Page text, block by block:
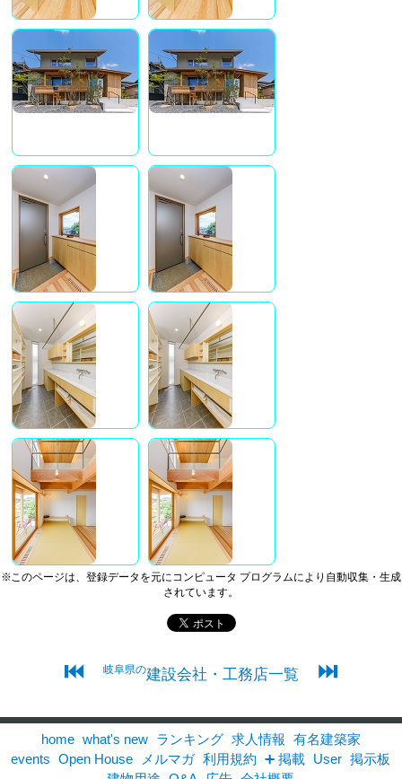
※このページは、登録データを元にコンピュータ プログラムにより自動収集・生成
されています。
⏮ 岐阜県の建設会社・工務店一覧 ⏭
home what's new ランキング 求人情報 有名建築家
events
Open House メルマガ 利用規約 ➕ 掲載 User 掲示板